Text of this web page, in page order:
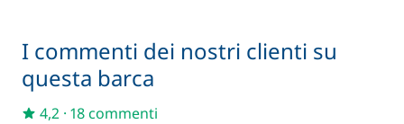
I commenti dei nostri clienti su
questa barca
4,2 · 18 commenti